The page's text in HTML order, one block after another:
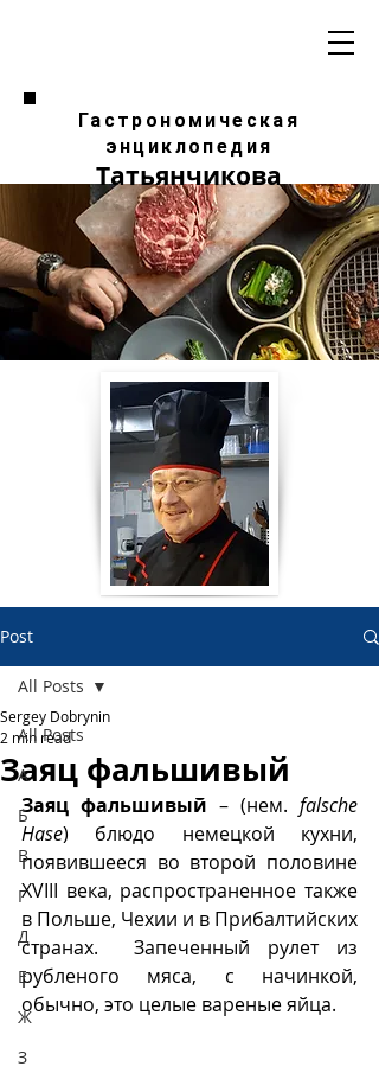
Гастрономическая
энциклопедия
Татьянчикова
Post
All Posts
А
Б
В
Г
Д
Е
Ж
З
All Posts
Заяц фальшивый
Sergey Dobrynin
2 min read
Заяц фальшивый – (нем. falsche
Hase) блюдо немецкой кухни,
появившееся во второй половине
XVIII века, распространенное также
в Польше, Чехии и в Прибалтийских
странах.  Запеченный рулет из
рубленого мяса, с начинкой,
обычно, это целые вареные яйца.